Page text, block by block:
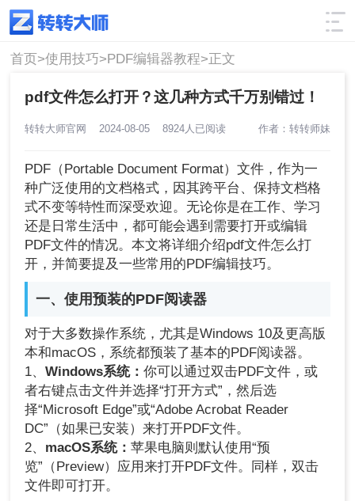
使用技巧 筛选
首页>使用技巧>PDF编辑器教程>正文
pdf文件怎么打开？这几种方式千万别错过！
转转大师官网 2024-08-05 8924人已阅读 作者：转转师妹
PDF（Portable Document Format）文件，作为一
种广泛使用的文档格式，因其跨平台、保持文档格
式不变等特性而深受欢迎。无论你是在工作、学习
还是日常生活中，都可能会遇到需要打开或编辑
PDF文件的情况。本文将详细介绍pdf文件怎么打
开，并简要提及一些常用的PDF编辑技巧。
一、使用预装的PDF阅读器
对于大多数操作系统，尤其是Windows 10及更高版
本和macOS，系统都预装了基本的PDF阅读器。
1、Windows系统：你可以通过双击PDF文件，或
者右键点击文件并选择“打开方式”，然后选
择“Microsoft Edge”或“Adobe Acrobat Reader
DC”（如果已安装）来打开PDF文件。
2、 macOS系统：苹果电脑则默认使用“预
览”（Preview）应用来打开PDF文件。同样，双击
文件即可打开。